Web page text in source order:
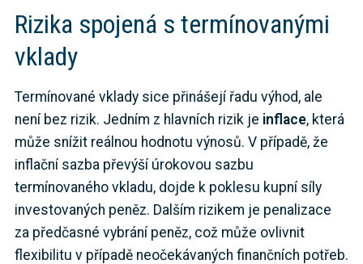
Rizika spojená s termínovanými
vklady
Termínované vklady sice přinášejí řadu výhod, ale
není bez rizik. Jedním z hlavních rizik je inflace, která
může snížit reálnou hodnotu výnosů. V případě, že
inflační sazba převýší úrokovou sazbu
termínovaného vkladu, dojde k poklesu kupní síly
investovaných peněz. Dalším rizikem je penalizace
za předčasné vybrání peněz, což může ovlivnit
flexibilitu v případě neočekávaných finančních potřeb.